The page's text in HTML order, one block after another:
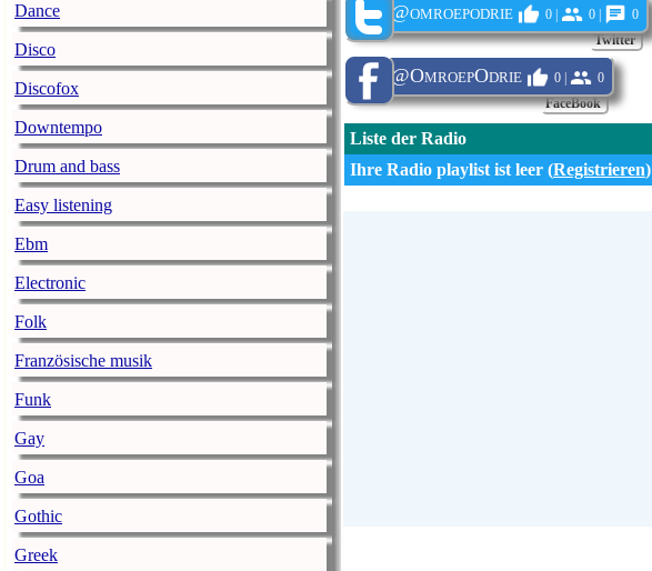
Dance
Disco
Discofox
Downtempo
Drum and bass
Easy listening
Ebm
Electronic
Folk
Französische musik
Funk
Gay
Goa
Gothic
Greek
Twitter
@omroepodrie 0 | 0 | 0
FaceBook
@OmroepOdrie 0 | 0
Liste der Radio
Ihre Radio playlist ist leer (Registrieren)